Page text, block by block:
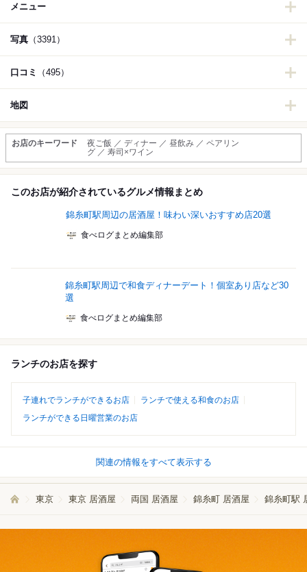
メニュー
写真 （3391）
口コミ （495）
地図
お店のキーワード
夜ご飯 ／ ディナー ／ 昼飲み ／ ペアリン
グ ／ 寿司×ワイン
このお店が紹介されているグルメ情報まとめ
錦糸町駅周辺の居酒屋！味わい深いおすすめ店20選
食べログまとめ編集部
錦糸町駅周辺で和食ディナーデート！個室あり店など30
選
食べログまとめ編集部
ランチのお店を探す
子連れでランチができるお店
ランチで使える和食のお店
ランチができる日曜営業のお店
関連の情報をすべて表示する
東京 東京 居酒屋 両国 居酒屋 錦糸町 居酒屋 錦糸町駅